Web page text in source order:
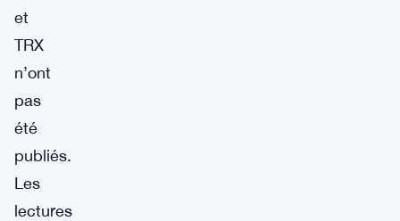
et
TRX
n’ont
pas
été
publiés.
Les
lectures